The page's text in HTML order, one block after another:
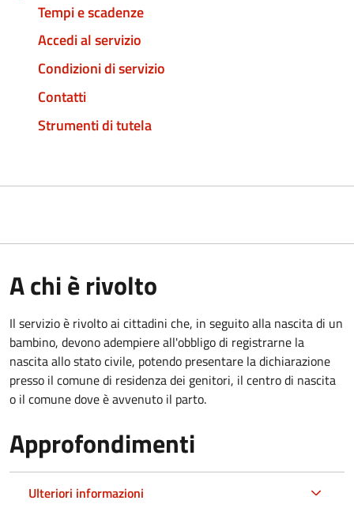
Tempi e scadenze
Accedi al servizio
Condizioni di servizio
Contatti
Strumenti di tutela
A chi è rivolto
Il servizio è rivolto ai cittadini che, in seguito alla nascita di un
bambino, devono adempiere all'obbligo di registrarne la
nascita allo stato civile, potendo presentare la dichiarazione
presso il comune di residenza dei genitori, il centro di nascita
o il comune dove è avvenuto il parto.
Approfondimenti
Ulteriori informazioni